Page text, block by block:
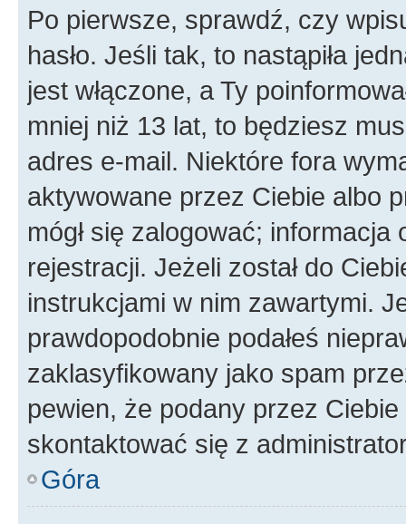
Po pierwsze, sprawdź, czy
hasło. Jeśli tak, to nastąpiła
jest włączone, a Ty
mniej niż 13 lat, to będziesz
adres e-mail. Niektóre fora
aktywowane przez Ciebie albo
mógł się zalogować;
rejestracji. Jeżeli został do
instrukcjami w nim zawartymi.
prawdopodobnie podałeś
zaklasyfikowany jako spam
pewien, że podany przez
skontaktować się z
Góra